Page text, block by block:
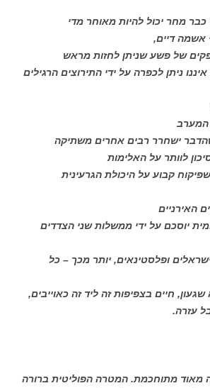
מחר יכול להיות מאוחר מדי
אשמה דיים,
של פשע שניתן לחזות מראש
ניתן לכפרה על ידי התירוצים הרגילים
המערב
ישחרר רבים אחרים משתיקה
לוותר על האלימות
קבוע על היכולת הגרעינית
האירניים
יוסכם על ידי ממשלות שני הצדדים
ופלסטינאים, יותר מכך – כל
חיים בצפיפות זה ליד זה כאוייבים,
עזרה.
מאוד מתוחכמת. המטרה הפוליטית ברורה